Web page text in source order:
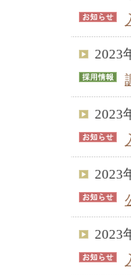
2023
2023
2023
2023